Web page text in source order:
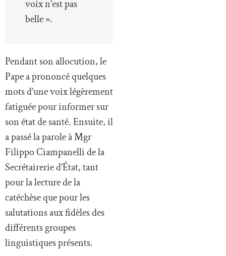
voix n’est pas
belle ».
Pendant son allocution, le
Pape a prononcé quelques
mots d’une voix légèrement
fatiguée pour informer sur
son état de santé. Ensuite, il
a passé la parole à Mgr
Filippo Ciampanelli de la
Secrétairerie d’État, tant
pour la lecture de la
catéchèse que pour les
salutations aux fidèles des
différents groupes
linguistiques présents.